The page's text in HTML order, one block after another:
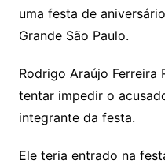
uma festa de
Grande São Paulo.
Rodrigo Araújo
tentar impedir o
integrante da festa.
Ele teria entrado na